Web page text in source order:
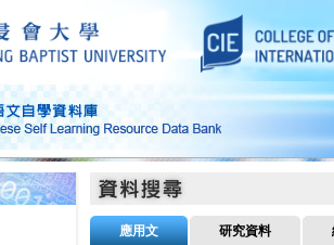
應用文 研究資料